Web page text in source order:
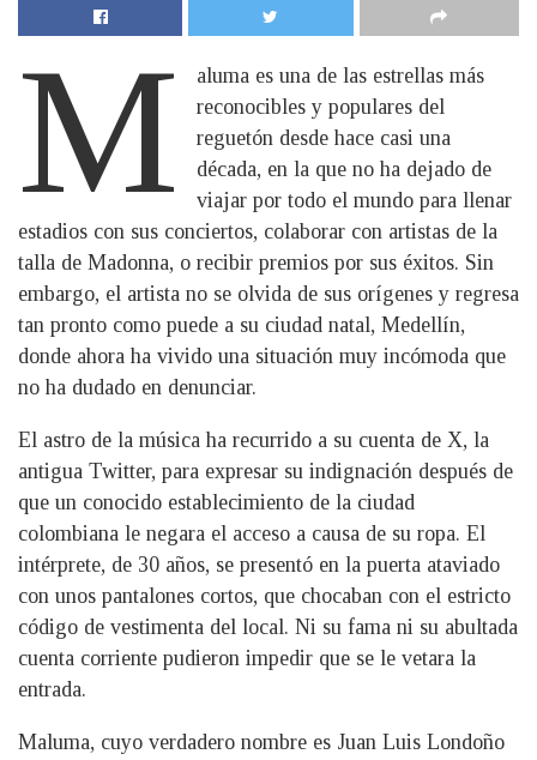
M
aluma es una de las estrellas más
reconocibles y populares del
reguetón desde hace casi una
década, en la que no ha dejado de
viajar por todo el mundo para llenar
estadios con sus conciertos, colaborar con artistas de la
talla de Madonna, o recibir premios por sus éxitos. Sin
embargo, el artista no se olvida de sus orígenes y regresa
tan pronto como puede a su ciudad natal, Medellín,
donde ahora ha vivido una situación muy incómoda que
no ha dudado en denunciar.
El astro de la música ha recurrido a su cuenta de X, la
antigua Twitter, para expresar su indignación después de
que un conocido establecimiento de la ciudad
colombiana le negara el acceso a causa de su ropa. El
intérprete, de 30 años, se presentó en la puerta ataviado
con unos pantalones cortos, que chocaban con el estricto
código de vestimenta del local. Ni su fama ni su abultada
cuenta corriente pudieron impedir que se le vetara la
entrada.
Maluma, cuyo verdadero nombre es Juan Luis Londoño